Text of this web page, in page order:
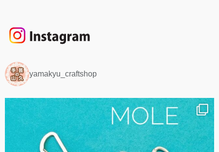
yamakyu_craftshop